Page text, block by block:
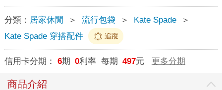
分類： 居家休閒 ＞ 流行包袋 ＞ Kate Spade
＞
Kate Spade 穿搭配件
追蹤
信用卡分期： 6期 0利率 每期 497元 更多分期
商品介紹